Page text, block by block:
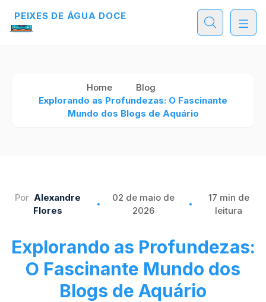
Home
Blog
Explorando as Profundezas: O Fascinante
Mundo dos Blogs de Aquário
Por Alexandre
Flores
02 de maio de
2026
17 min de
leitura
Explorando as Profundezas:
O Fascinante Mundo dos
Blogs de Aquário
PEIXES DE ÁGUA DOCE